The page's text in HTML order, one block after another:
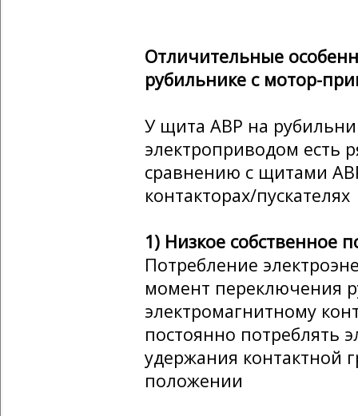
Отличительные
рубильнике с мотор-
У щита АВР на
электроприводом есть
сравнению с щитами
контакторах/пускателях
1) Низкое собственное
Потребление
момент переключения
электромагнитному
постоянно потреблять
удержания контактной
положении